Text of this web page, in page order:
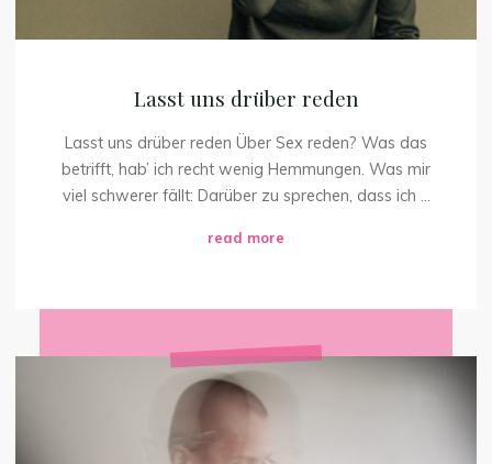
Lasst uns drüber reden
Lasst uns drüber reden Über Sex reden? Was das
betrifft, hab’ ich recht wenig Hemmungen. Was mir
viel schwerer fällt: Darüber zu sprechen, dass ich …
read more
reden"
Zwei
Stunden
mit
Timor